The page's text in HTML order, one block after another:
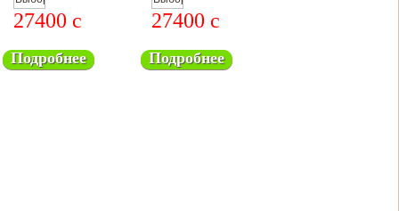
27400 c
Подробнее
27400 c
Подробнее